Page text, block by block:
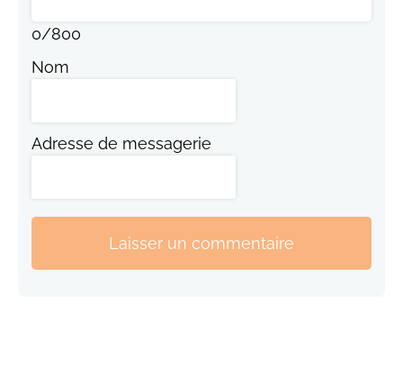
0/800
Nom
Adresse de messagerie
Laisser un commentaire